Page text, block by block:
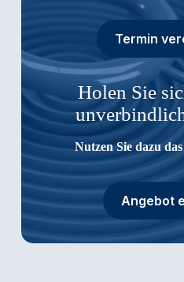
Termin
Holen Sie
Nutzen Sie dazu
Angebot